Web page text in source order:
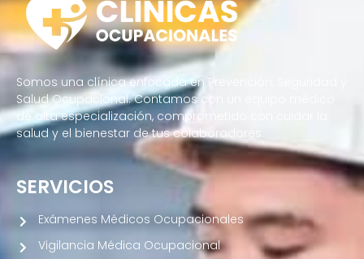
Somos una clínica enfocada en Prevención, Seguridad y
Salud Ocupacional. Contamos con un equipo médico
de alta especialización, comprometido con cuidar la
salud y el bienestar de tus colaboradores.
SERVICIOS
Exámenes Médicos Ocupacionales
Vigilancia Médica Ocupacional